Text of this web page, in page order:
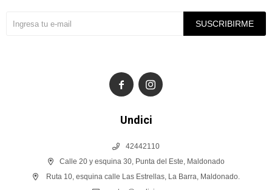
Undici
42442110
Calle 20 y esquina 30, Punta del Este, Maldonado
Ruta 10, esquina calle Las Estrellas, La Barra, Maldonado.
SUSCRIBIRME
 